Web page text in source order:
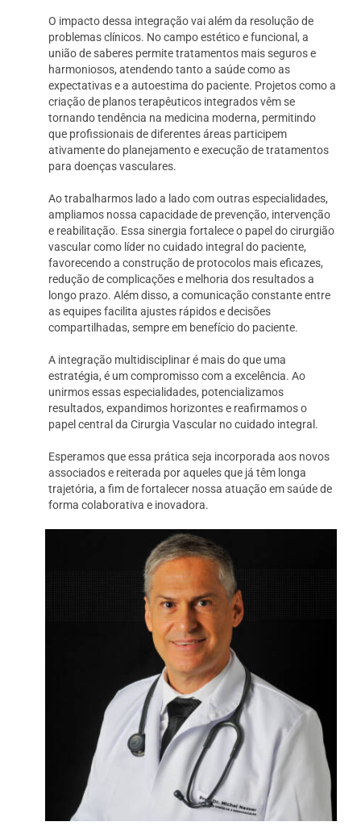
O impacto dessa integração vai além da resolução de
problemas clínicos. No campo estético e funcional, a
união de saberes permite tratamentos mais seguros e
harmoniosos, atendendo tanto a saúde como as
expectativas e a autoestima do paciente. Projetos como a
criação de planos terapêuticos integrados vêm se
tornando tendência na medicina moderna, permitindo
que profissionais de diferentes áreas participem
ativamente do planejamento e execução de tratamentos
para doenças vasculares.
Ao trabalharmos lado a lado com outras especialidades,
ampliamos nossa capacidade de prevenção, intervenção
e reabilitação. Essa sinergia fortalece o papel do cirurgião
vascular como líder no cuidado integral do paciente,
favorecendo a construção de protocolos mais eficazes,
redução de complicações e melhoria dos resultados a
longo prazo. Além disso, a comunicação constante entre
as equipes facilita ajustes rápidos e decisões
compartilhadas, sempre em benefício do paciente.
A integração multidisciplinar é mais do que uma
estratégia, é um compromisso com a excelência. Ao
unirmos essas especialidades, potencializamos
resultados, expandimos horizontes e reafirmamos o
papel central da Cirurgia Vascular no cuidado integral.
Esperamos que essa prática seja incorporada aos novos
associados e reiterada por aqueles que já têm longa
trajetória, a fim de fortalecer nossa atuação em saúde de
forma colaborativa e inovadora.